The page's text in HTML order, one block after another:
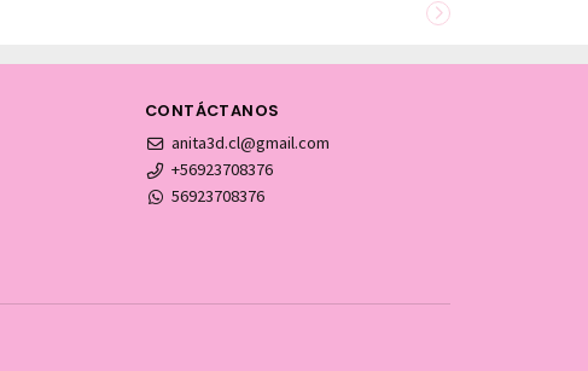
CONTÁCTANOS
anita3d.cl@gmail.com
+56923708376
56923708376